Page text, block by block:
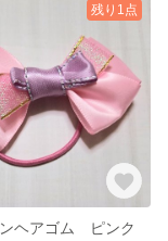
残り1点
ヘアゴム ピンク